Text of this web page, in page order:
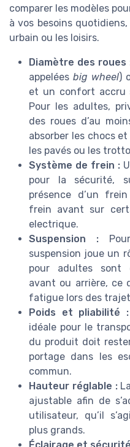
comparer les modèles
à vos besoins
urbain ou les loisirs.
Diamètre des roues
appelées big wheel)
et un confort accru
Pour les adultes,
des roues d’au
absorber les chocs
les pavés ou les
Système de frein :
pour la sécurité,
présence d’un
frein avant sur
electrique.
Suspension :
suspension joue un
pour adultes sont
avant ou arrière, ce
fatigue lors des
Poids et pliabilité :
idéale pour le
du produit doit
portage dans les
commun.
Hauteur réglable :
ajustable afin de
utilisateur, qu’il
plus grands.